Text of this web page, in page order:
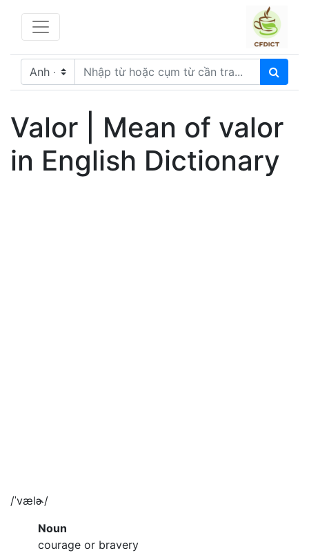
Valor | Mean of valor
in English Dictionary
/ˈvælɚ/
Noun
courage or bravery